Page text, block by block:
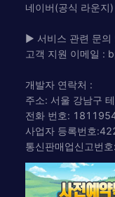
네이버(공식 라운
▶ 서비스 관련 문의
고객 지원 이메일 :
개발자 연락처 :
주소: 서울 강남구
전화 번호:
사업자 등록번호
통신판매업신고번